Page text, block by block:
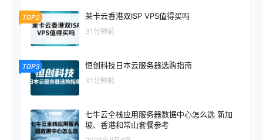
TOP2 莱卡云香港双ISP VPS值得买吗
31分钟前
TOP3 恒创科技日本云服务器选购指南
31分钟前
七牛云全栈应用服务器数据中心怎么选 新加
坡、香港和常山套餐参考